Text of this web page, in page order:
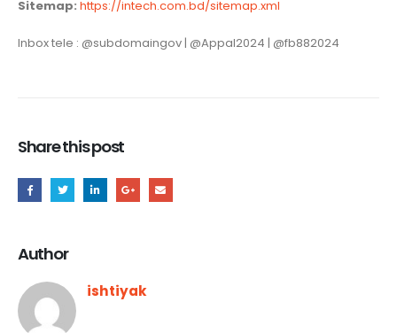
Sitemap: https://intech.com.bd/sitemap.xml
Inbox tele : @subdomaingov | @Appal2024 | @fb882024
Share this post
Author
ishtiyak